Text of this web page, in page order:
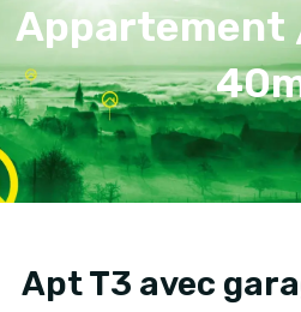
Appartement
Apt T3 avec